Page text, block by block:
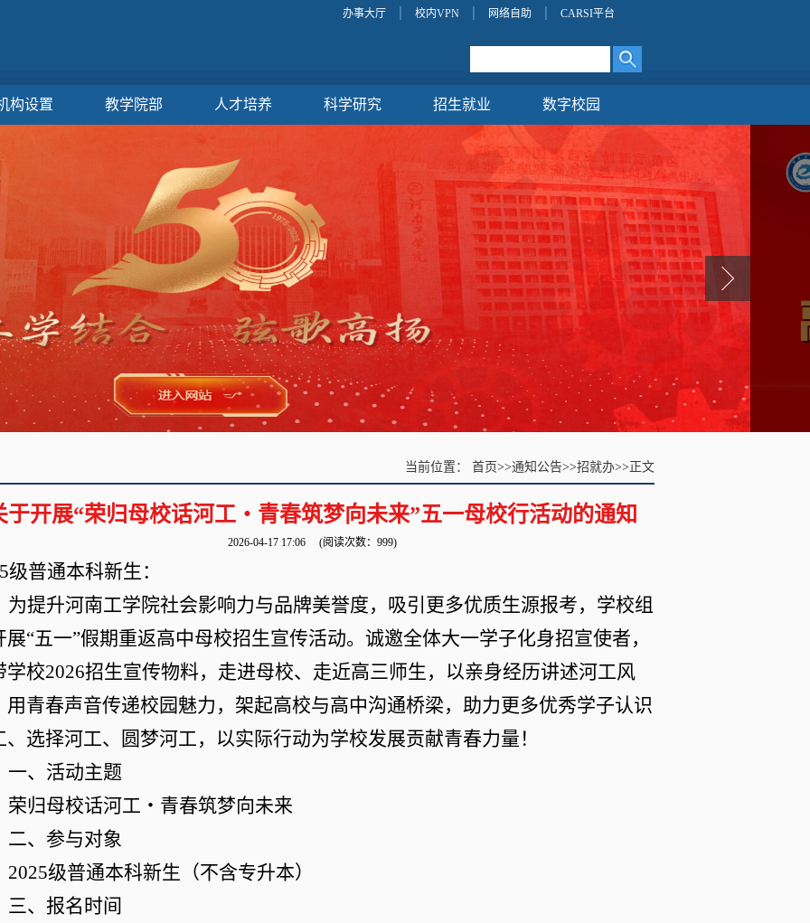
办事大厅 校内VPN 网络自助 CARSI平台
构设置 教学院部 人才培养 科学研究 招生就业 数字校园
当前位置： 首页>>通知公告>>招就办>> 正文
于开展“荣归母校话河工・青春筑梦向未来”五一母校行活动的通知
2026-04-17 17:06 (阅读次数： 999)
级普通本科新生 ：
为提升河南工学院社会影响力与品牌美誉度，吸引更多优质生源报考，学校组
展“五一”假期重返高中母校招生宣传活动。诚邀全体大一学子化身招宣使者，
学校2026招生宣传物料，走进母校、走近高三师生，以亲身经历讲述河工风
用青春声音传递校园魅力，架起高校与高中沟通桥梁，助力更多优秀学子认识
、选择河工、圆梦河工，以实际行动为学校发展贡献青春力量！
一、活动主题
荣归母校话河工・青春筑梦向未来
二、参与对象
2025级普通本科新生（不含专升本）
三、报名时间